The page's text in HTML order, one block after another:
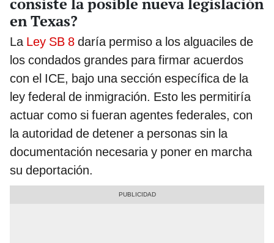
en Texas?
La Ley SB 8 daría permiso a los alguaciles de
los condados grandes para firmar acuerdos
con el ICE, bajo una sección específica de la
ley federal de inmigración. Esto les permitiría
actuar como si fueran agentes federales, con
la autoridad de detener a personas sin la
documentación necesaria y poner en marcha
su deportación.